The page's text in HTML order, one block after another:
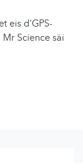
eis d'GPS-
Science säi